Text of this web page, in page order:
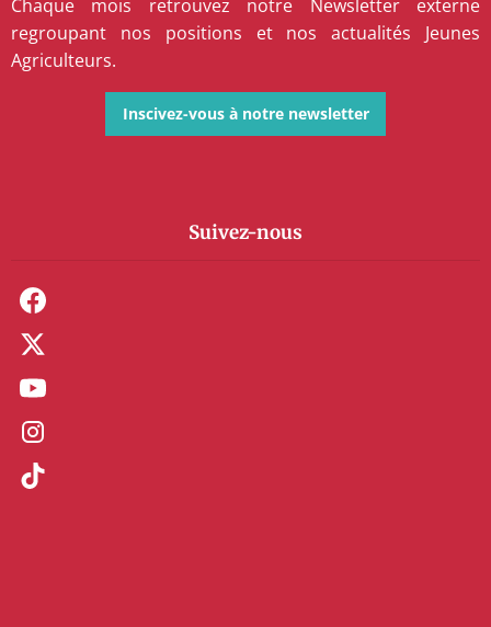
Chaque mois retrouvez notre Newsletter externe
regroupant nos positions et nos actualités Jeunes
Agriculteurs.
Inscivez-vous à notre newsletter
Suivez-nous